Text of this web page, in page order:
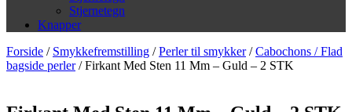
Stjernetegn
Knapper
Forside / Smykkefremstilling /Perler til smykker/Cabochons / Flad
bagside perler/ Firkant Med Sten 11 Mm – Guld – 2 STK